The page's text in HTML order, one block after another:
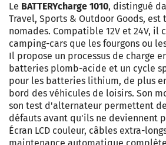
Le BATTERYcharge 1010, distingué
Travel, Sports & Outdoor Goods,
nomades. Compatible 12V et 24V, il
camping-cars que les fourgons ou
Il propose un processus de charge
batteries plomb-acide et un cycle
pour les batteries lithium, de plus
bord des véhicules de loisirs. Son
son test d'alternateur permettent
défauts avant qu'ils ne deviennent
Écran LCD couleur, câbles extra-